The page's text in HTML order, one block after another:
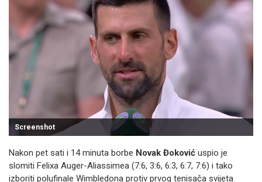
Screenshot
Nakon pet sati i 14 minuta borbe Novak Đoković uspio je
slomiti Felixa Auger-Aliassimea (7:6, 3:6, 6:3, 6:7, 7:6) i tako
izboriti polufinale Wimbledona protiv prvog tenisača svijeta